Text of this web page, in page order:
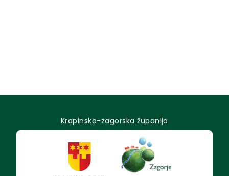
Krapinsko-zagorska županija